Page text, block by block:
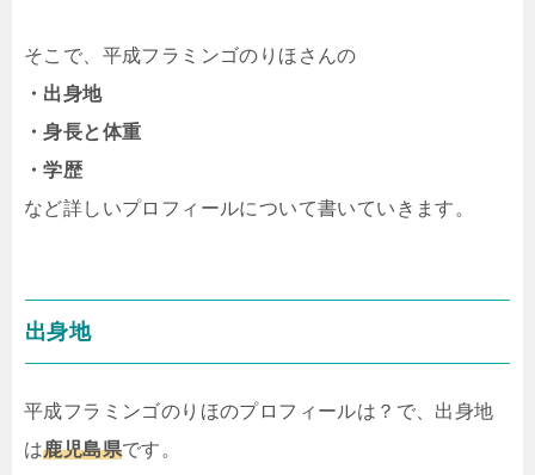
そこで、平成フラミンゴのりほさんの
・出身地
・身長と体重
・学歴
など詳しいプロフィールについて書いていきます。
出身地
平成フラミンゴのりほのプロフィールは？で、出身地
は鹿児島県です。